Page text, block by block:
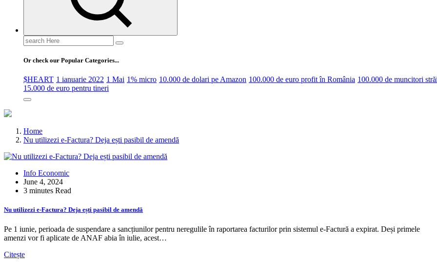
Search
for:
Or check our Popular Categories...
$HEART 1 ianuarie 2022 1 Mai 1% micro 10.000 de dolari pe Amazon 100.000 de euro profit în România 100.000 de muncitori
15.000 de euro pentru tineri
Home
Nu utilizezi e-Factura? Deja ești pasibil de amendă
Info Economic
June 4, 2024
3 minutes Read
Nu utilizezi e-Factura? Deja ești pasibil de amendă
Pe 1 iunie, perioada de suspendare a sancțiunilor pentru neregulile în raportarea facturilor prin sistemul e-Factură a expirat. Deși primele
amenzi vor fi aplicate de ANAF abia în iulie, acest…
Citește